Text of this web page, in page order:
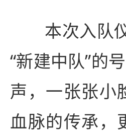
本次入队仪
“新建中队”的
声，一张张小
血脉的传承，